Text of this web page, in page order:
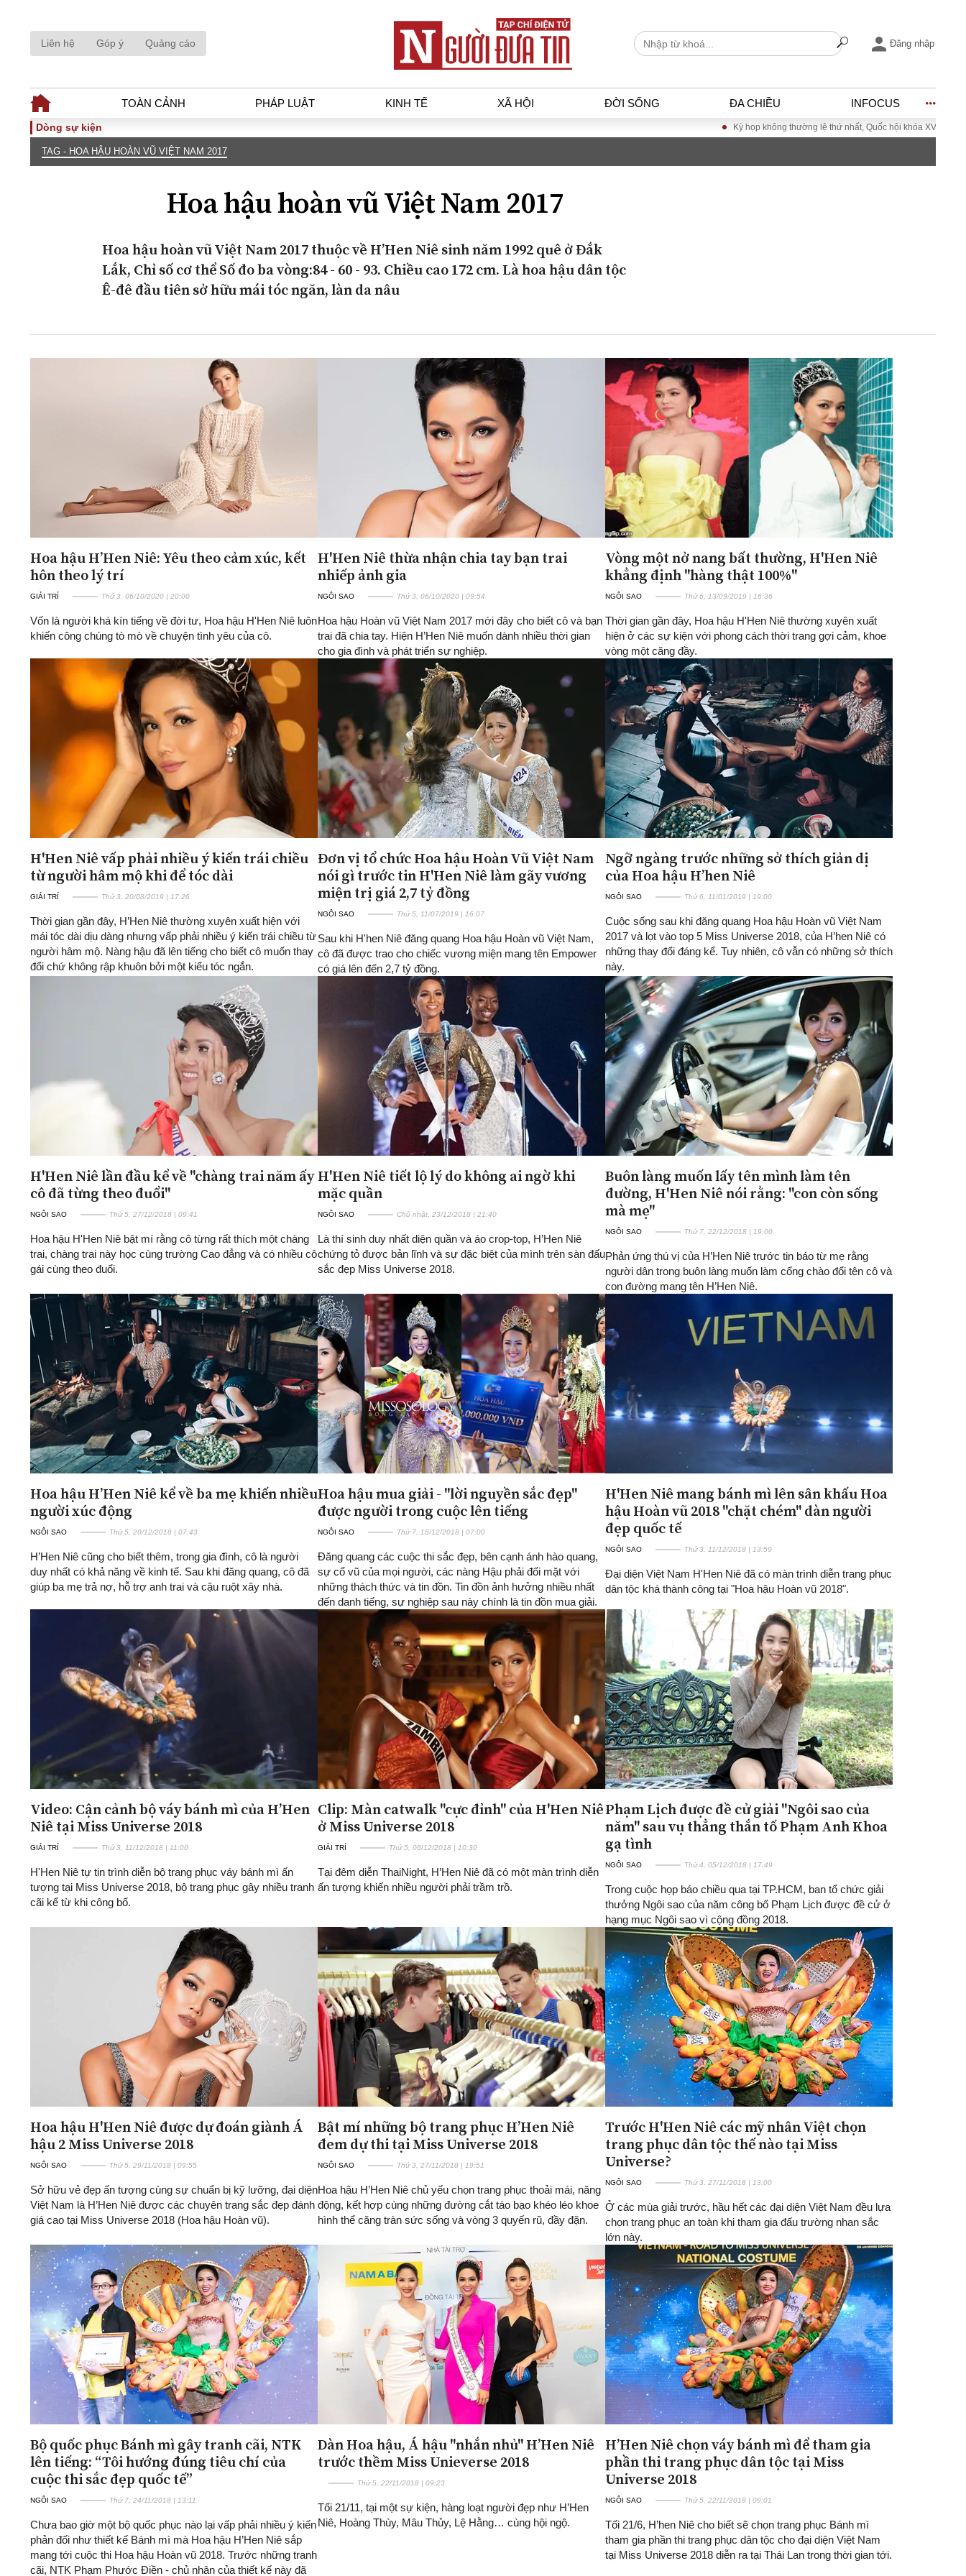
Liên hệ Góp ý Quảng cáo Đăng nhập
TOÀN CẢNH PHÁP LUẬT KINH TẾ XÃ HỘI ĐỜI SỐNG ĐA CHIỀU INFOCUS
TOÀN CẢNH
Thế giới
Góc nhìn luật gia
Tiếng nói công dân
An ninh - Hình sự
Tài chính - Ngân hàng
Hồ sơ doanh nghiệp
Xu hướng thị trường
Đăng ký tin tức mới
Dòng sự kiện Kỳ họp không thường lệ thứ nhất, Quốc hội khóa XVI Đưa Nghị quyết
TAG - HOA HẬU HOÀN VŨ VIỆT NAM 2017
Hoa hậu hoàn vũ Việt Nam 2017
Hoa hậu hoàn vũ Việt Nam 2017 thuộc về H’Hen Niê sinh năm 1992 quê ở Đắk
Lắk, Chỉ số cơ thể Số đo ba vòng:84 - 60 - 93. Chiều cao 172 cm. Là hoa hậu dân tộc
Ê-đê đầu tiên sở hữu mái tóc ngăn, làn da nâu
Hoa hậu H’Hen Niê: Yêu theo cảm xúc, kết
hôn theo lý trí
GIẢI TRÍ Thứ 3, 06/10/2020 | 20:00
Vốn là người khá kín tiếng về đời tư, Hoa hậu H'Hen Niê luôn
khiến công chúng tò mò về chuyện tình yêu của cô.
H'Hen Niê thừa nhận chia tay bạn trai
nhiếp ảnh gia
NGÔI SAO Thứ 3, 06/10/2020 | 09:54
Hoa hậu Hoàn vũ Việt Nam 2017 mới đây cho biết cô và bạn
trai đã chia tay. Hiện H’Hen Niê muốn dành nhiều thời gian
cho gia đình và phát triển sự nghiệp.
Vòng một nở nang bất thường, H'Hen Niê
khẳng định "hàng thật 100%"
NGÔI SAO Thứ 6, 13/09/2019 | 16:36
Thời gian gần đây, Hoa hậu H'Hen Niê thường xuyên xuất
hiện ở các sự kiện với phong cách thời trang gợi cảm, khoe
vòng một căng đầy.
H'Hen Niê vấp phải nhiều ý kiến trái chiều
từ người hâm mộ khi để tóc dài
GIẢI TRÍ Thứ 3, 20/08/2019 | 17:26
Thời gian gần đây, H’Hen Niê thường xuyên xuất hiện với
mái tóc dài dịu dàng nhưng vấp phải nhiều ý kiến trái chiều từ
người hâm mộ. Nàng hậu đã lên tiếng cho biết cô muốn thay
đổi chứ không rập khuôn bởi một kiểu tóc ngắn.
Đơn vị tổ chức Hoa hậu Hoàn Vũ Việt Nam
nói gì trước tin H'Hen Niê làm gãy vương
miện trị giá 2,7 tỷ đồng
NGÔI SAO Thứ 5, 11/07/2019 | 16:07
Sau khi H'hen Niê đăng quang Hoa hậu Hoàn vũ Việt Nam,
cô đã được trao cho chiếc vương miện mang tên Empower
có giá lên đến 2,7 tỷ đồng.
Ngỡ ngàng trước những sở thích giản dị
của Hoa hậu H’hen Niê
NGÔI SAO Thứ 6, 11/01/2019 | 19:00
Cuộc sống sau khi đăng quang Hoa hậu Hoàn vũ Việt Nam
2017 và lọt vào top 5 Miss Universe 2018, của H’hen Niê có
những thay đổi đáng kể. Tuy nhiên, cô vẫn có những sở thích
này.
H'Hen Niê lần đầu kể về "chàng trai năm ấy
cô đã từng theo đuổi"
NGÔI SAO Thứ 5, 27/12/2018 | 09:41
Hoa hậu H'Hen Niê bật mí rằng cô từng rất thích một chàng
trai, chàng trai này học cùng trường Cao đẳng và có nhiều cô
gái cùng theo đuổi.
H'Hen Niê tiết lộ lý do không ai ngờ khi
mặc quần
NGÔI SAO Chủ nhật, 23/12/2018 | 21:40
Là thí sinh duy nhất diện quần và áo crop-top, H’Hen Niê
chứng tỏ được bản lĩnh và sự đặc biệt của mình trên sàn đấu
sắc đẹp Miss Universe 2018.
Buôn làng muốn lấy tên mình làm tên
đường, H'Hen Niê nói rằng: "con còn sống
mà mẹ"
NGÔI SAO Thứ 7, 22/12/2018 | 19:00
Phản ứng thú vị của H’Hen Niê trước tin báo từ mẹ rằng
người dân trong buôn làng muốn làm cổng chào đổi tên cô và
con đường mang tên H’Hen Niê.
Hoa hậu H’Hen Niê kể về ba mẹ khiến nhiều
người xúc động
NGÔI SAO Thứ 5, 20/12/2018 | 07:43
H’Hen Niê cũng cho biết thêm, trong gia đình, cô là người
duy nhất có khả năng về kinh tế. Sau khi đăng quang, cô đã
giúp ba mẹ trả nợ, hỗ trợ anh trai và cậu ruột xây nhà.
Hoa hậu mua giải - "lời nguyền sắc đẹp"
được người trong cuộc lên tiếng
NGÔI SAO Thứ 7, 15/12/2018 | 07:00
Đăng quang các cuộc thi sắc đẹp, bên cạnh ánh hào quang,
sự cổ vũ của mọi người, các nàng Hậu phải đối mặt với
những thách thức và tin đồn. Tin đồn ảnh hưởng nhiều nhất
đến danh tiếng, sự nghiệp sau này chính là tin đồn mua giải.
H'Hen Niê mang bánh mì lên sân khấu Hoa
hậu Hoàn vũ 2018 "chặt chém" dàn người
đẹp quốc tế
NGÔI SAO Thứ 3, 11/12/2018 | 13:59
Đại diện Việt Nam H'Hen Niê đã có màn trình diễn trang phục
dân tộc khá thành công tại "Hoa hậu Hoàn vũ 2018".
Video: Cận cảnh bộ váy bánh mì của H’Hen
Niê tại Miss Universe 2018
GIẢI TRÍ Thứ 3, 11/12/2018 | 11:00
H'Hen Niê tự tin trình diễn bộ trang phục váy bánh mì ấn
tượng tại Miss Universe 2018, bộ trang phục gây nhiều tranh
cãi kể từ khi công bố.
Clip: Màn catwalk "cực đỉnh" của H'Hen Niê
ở Miss Universe 2018
GIẢI TRÍ Thứ 5, 06/12/2018 | 10:30
Tại đêm diễn ThaiNight, H’Hen Niê đã có một màn trình diễn
ấn tượng khiến nhiều người phải trầm trồ.
Phạm Lịch được đề cử giải "Ngôi sao của
năm" sau vụ thẳng thắn tố Phạm Anh Khoa
gạ tình
NGÔI SAO Thứ 4, 05/12/2018 | 17:49
Trong cuộc họp báo chiều qua tại TP.HCM, ban tổ chức giải
thưởng Ngôi sao của năm công bố Phạm Lịch được đề cử ở
hạng mục Ngôi sao vì cộng đồng 2018.
Hoa hậu H'Hen Niê được dự đoán giành Á
hậu 2 Miss Universe 2018
NGÔI SAO Thứ 5, 29/11/2018 | 09:55
Sở hữu vẻ đẹp ấn tượng cùng sự chuẩn bị kỹ lưỡng, đại diện
Việt Nam là H’Hen Niê được các chuyên trang sắc đẹp đánh
giá cao tại Miss Universe 2018 (Hoa hậu Hoàn vũ).
Bật mí những bộ trang phục H’Hen Niê
đem dự thi tại Miss Universe 2018
NGÔI SAO Thứ 3, 27/11/2018 | 19:51
Hoa hậu H’Hen Niê chủ yếu chọn trang phục thoải mái, năng
động, kết hợp cùng những đường cắt táo bạo khéo léo khoe
hình thể căng tràn sức sống và vòng 3 quyến rũ, đầy đặn.
Trước H'Hen Niê các mỹ nhân Việt chọn
trang phục dân tộc thế nào tại Miss
Universe?
NGÔI SAO Thứ 3, 27/11/2018 | 13:00
Ở các mùa giải trước, hầu hết các đại diện Việt Nam đều lựa
chọn trang phục an toàn khi tham gia đấu trường nhan sắc
lớn này.
Bộ quốc phục Bánh mì gây tranh cãi, NTK
lên tiếng: “Tôi hướng đúng tiêu chí của
cuộc thi sắc đẹp quốc tế”
NGÔI SAO Thứ 7, 24/11/2018 | 13:11
Chưa bao giờ một bộ quốc phục nào lại vấp phải nhiều ý kiến
phản đối như thiết kế Bánh mì mà Hoa hậu H’Hen Niê sắp
mang tới cuộc thi Hoa hậu Hoàn vũ 2018. Trước những tranh
cãi, NTK Phạm Phước Điền - chủ nhân của thiết kế này đã
Dàn Hoa hậu, Á hậu "nhắn nhủ" H’Hen Niê
trước thềm Miss Unieverse 2018
Thứ 5, 22/11/2018 | 09:23
Tối 21/11, tại một sự kiện, hàng loạt người đẹp như H’Hen
Niê, Hoàng Thùy, Mâu Thủy, Lệ Hằng… cùng hội ngộ.
H’Hen Niê chọn váy bánh mì để tham gia
phần thi trang phục dân tộc tại Miss
Universe 2018
NGÔI SAO Thứ 5, 22/11/2018 | 09:01
Tối 21/6, H’hen Niê cho biết sẽ chọn trang phục Bánh mì
tham gia phần thi trang phục dân tộc cho đại diện Việt Nam
tại Miss Universe 2018 diễn ra tại Thái Lan trong thời gian tới.